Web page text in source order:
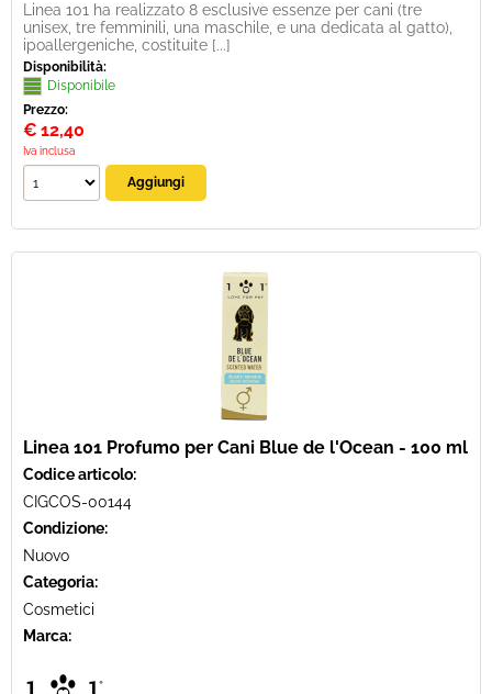
Linea 101 ha realizzato 8 esclusive essenze per cani (tre
unisex, tre femminili, una maschile, e una dedicata al gatto),
ipoallergeniche, costituite [...]
Disponibilità:
Disponibile
Prezzo:
€ 12,40
Iva inclusa
Linea 101 Profumo per Cani Blue de l'Ocean - 100 ml
Codice articolo:
CIGCOS-00144
Condizione:
Nuovo
Categoria:
Cosmetici
Marca: